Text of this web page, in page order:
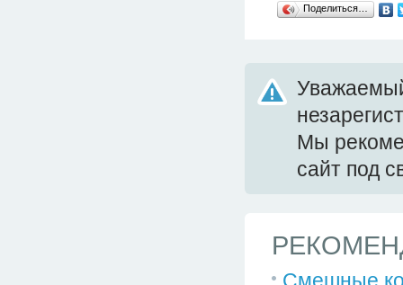
Поделиться…
Мы
сайт под
Смешные